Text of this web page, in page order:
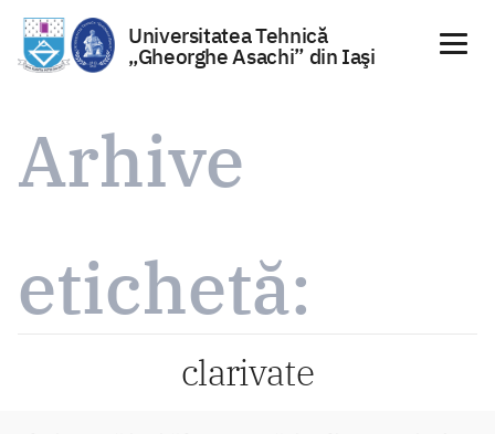
conținut
Universitatea Tehnică
„Gheorghe Asachi” din Iaşi
Arhive
etichetă:
clarivate